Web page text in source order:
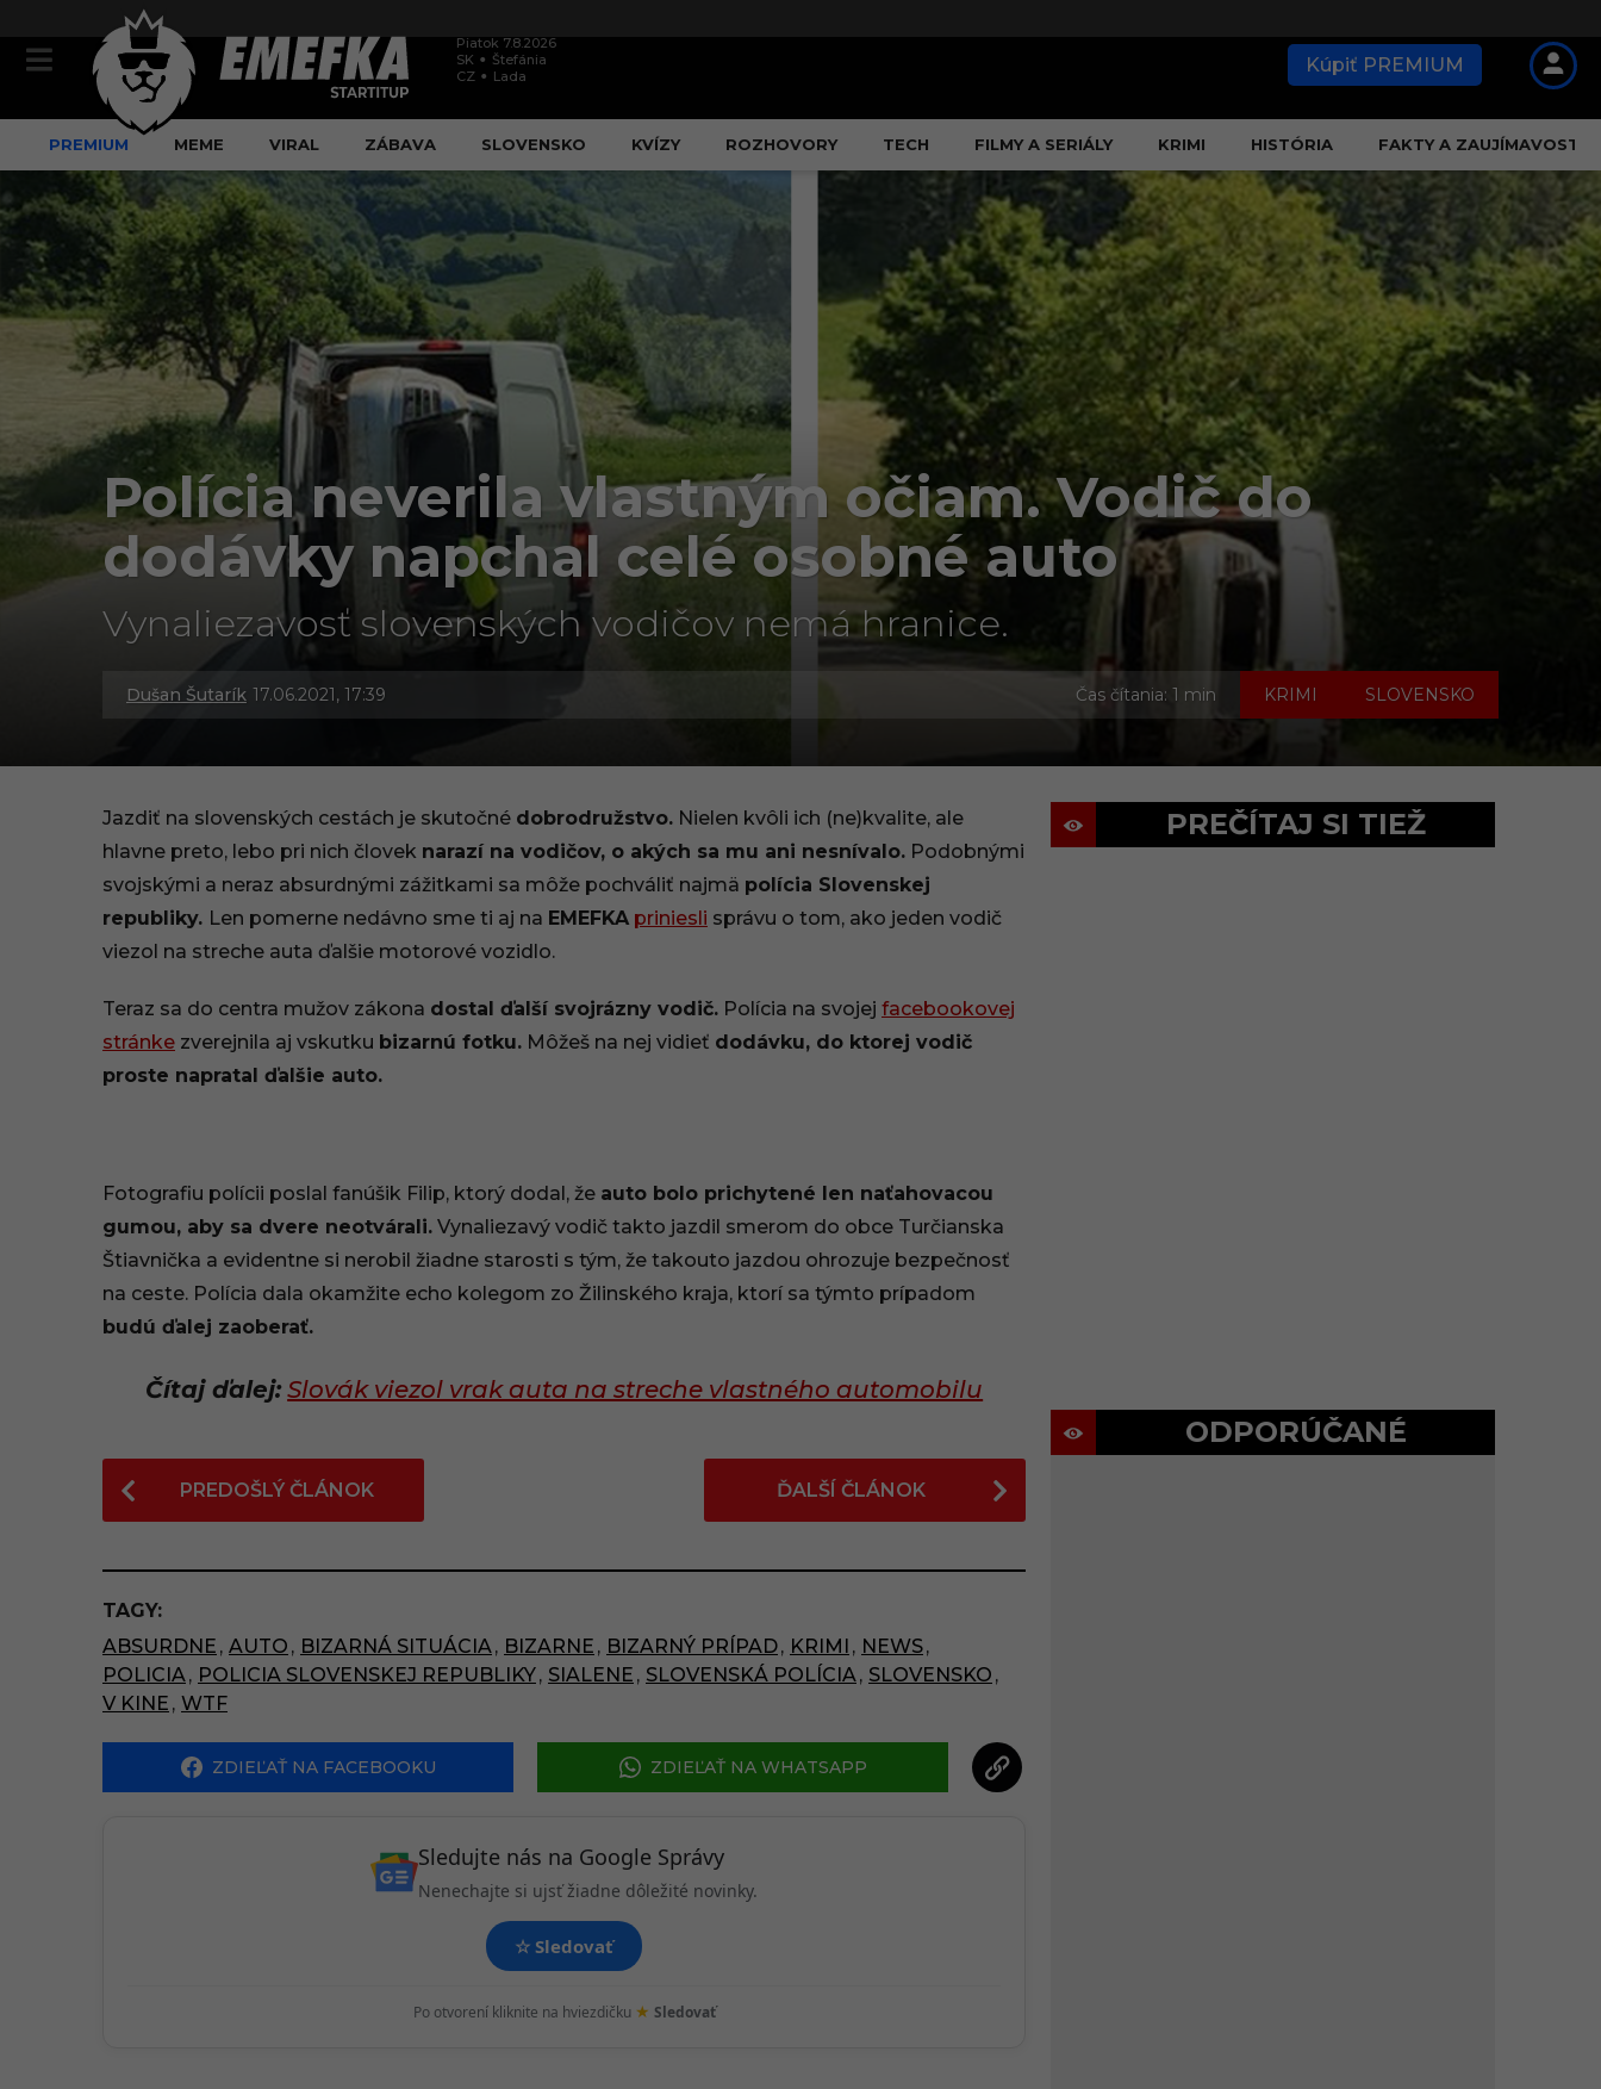
Piatok 7.8.2026
SK
Štefánia
CZ
Lada Kúpiť PREMIUM
PREMIUM MEME VIRAL ZÁBAVA SLOVENSKO KVÍZY ROZHOVORY TECH FILMY A SERIÁLY KRIMI HISTÓRIA FAKTY A ZAUJÍMAVOSTI
Polícia neverila vlastným očiam. Vodič do
dodávky napchal celé osobné auto
Vynaliezavosť slovenských vodičov nemá hranice.
Dušan Šutarík 17.06.2021, 17:39
3
9
.
1
Čas čítania: 1 min KRIMI SLOVENSKO
Jazdiť na slovenských cestách je skutočné dobrodružstvo. Nielen kvôli ich (ne)kvalite, ale
hlavne preto, lebo pri nich človek narazí na vodičov, o akých sa mu ani nesnívalo. Podobnými
svojskými a neraz absurdnými zážitkami sa môže pochváliť najmä polícia Slovenskej
republiky. Len pomerne nedávno sme ti aj na EMEFKA priniesli správu o tom, ako jeden vodič
viezol na streche auta ďalšie motorové vozidlo.
Teraz sa do centra mužov zákona dostal ďalší svojrázny vodič. Polícia na svojej facebookovej
stránke zverejnila aj vskutku bizarnú fotku. Môžeš na nej vidieť dodávku, do ktorej vodič
proste napratal ďalšie auto.
Fotografiu polícii poslal fanúšik Filip, ktorý dodal, že auto bolo prichytené len naťahovacou
gumou, aby sa dvere neotvárali. Vynaliezavý vodič takto jazdil smerom do obce Turčianska
Štiavnička a evidentne si nerobil žiadne starosti s tým, že takouto jazdou ohrozuje bezpečnosť
na ceste. Polícia dala okamžite echo kolegom zo Žilinského kraja, ktorí sa týmto prípadom
budú ďalej zaoberať.
Čítaj ďalej: Slovák viezol vrak auta na streche vlastného automobilu
P
o
t
P
a
g
i
n
PREDOŠLÝ ČLÁNOK ĎALŠÍ ČLÁNOK
TAGY:
ABSURDNE , AUTO , BIZARNÁ SITUÁCIA , BIZARNE , BIZARNÝ PRÍPAD, KRIMI , NEWS,
POLICIA , POLICIA SLOVENSKEJ REPUBLIKY, SIALENE , SLOVENSKÁ POLÍCIA , SLOVENSKO ,
V KINE , WTF
ZDIEĽAŤ NA FACEBOOKU ZDIEĽAŤ NA WHATSAPP
Sledujte nás na Google Správy
Nenechajte si ujsť žiadne dôležité novinky.
☆ Sledovať
Po otvorení kliknite na hviezdičku ★ Sledovať
PREČÍTAJ SI TIEŽ
ODPORÚČANÉ